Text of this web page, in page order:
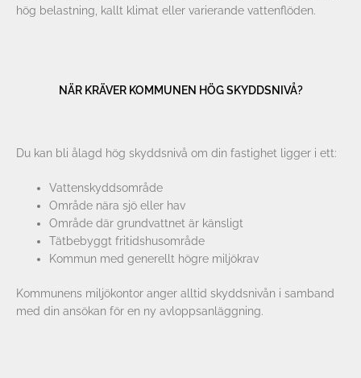
hög belastning, kallt klimat eller varierande vattenflöden.
NÄR KRÄVER KOMMUNEN HÖG SKYDDSNIVÅ?
Du kan bli ålagd hög skyddsnivå om din fastighet ligger i ett:
Vattenskyddsområde
Område nära sjö eller hav
Område där grundvattnet är känsligt
Tätbebyggt fritidshusområde
Kommun med generellt högre miljökrav
Kommunens miljökontor anger alltid skyddsnivån i samband
med din ansökan för en ny avloppsanläggning.